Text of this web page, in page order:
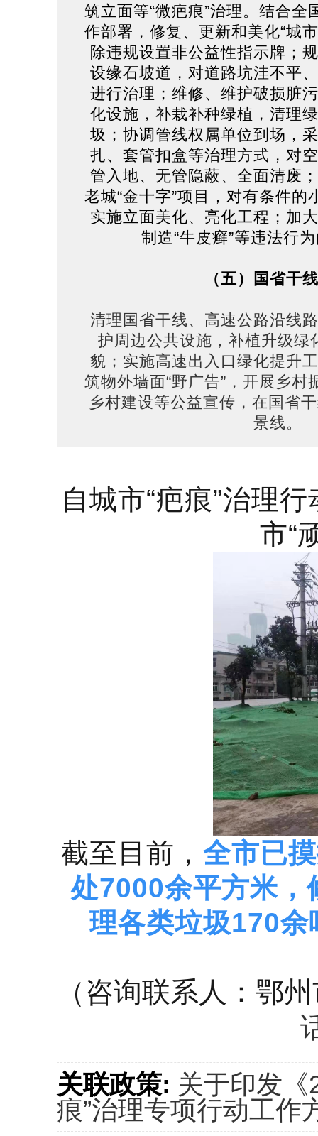
筑立面等“微疤痕”治理。结合全
作部署，修复、更新和美化“城
除违规设置非公益性指示牌；
设缘石坡道，对道路坑洼不平
进行治理；维修、维护破损脏
化设施，补栽补种绿植，清理
圾；协调管线权属单位到场，
扎、套管扣盒等治理方式，对
管入地、无管隐蔽、全面清废
老城“金十字”项目，对有条件的
实施立面美化、亮化工程；加
制造“牛皮癣”等违法行
（五）国省干
清理国省干线、高速公路沿线
护周边公共设施，补植升级绿
貌；实施高速出入口绿化提升
筑物外墙面“野广告”，开展乡村
乡村建设等公益宣传，在国省
景线。
自城市“疤痕”治理
市“
截至目前， 全市已
处7000余平方米，
理各类垃圾170
（咨询联系人：鄂州
关联政策: 关于印发《
痕”治理专项行动工作